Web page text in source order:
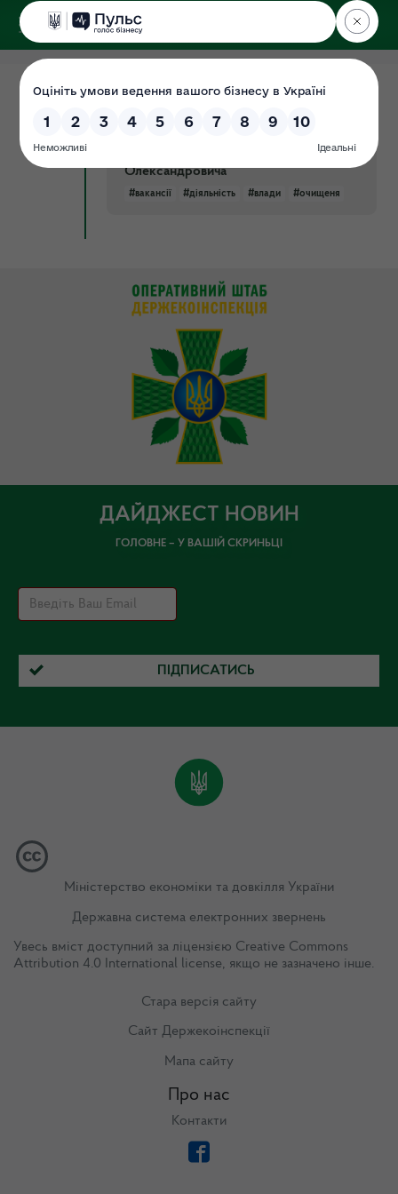
ДЕРЖЕКОІНСПЕКЦІЯ
у Хмельницькій області
04.07.2019
Документ
Державній екологічній інспекції у
Хмельницькій області Фочука Бориса
Олександровича
#вакансії #діяльність #влади #очищеня
ДАЙДЖЕСТ НОВИН
ГОЛОВНЕ – У ВАШІЙ СКРИНЬЦІ
ПІДПИСАТИСЬ
Міністерство економіки та довкілля України
Державна система електронних звернень
Увесь вміст доступний за ліцензією Creative Commons
Attribution 4.0 International license, якщо не зазначено інше.
Стара версія сайту
Сайт Держекоінспекції
Мапа сайту
Про нас
Контакти